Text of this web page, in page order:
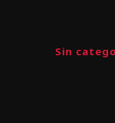
Sin